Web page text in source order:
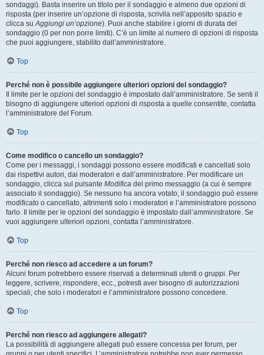
sondaggi). Basta inserire un titolo per il sondaggio e almeno due opzioni di
risposta (per inserire un’opzione di risposta, scrivila nell’apposito spazio e
clicca suAggiungi un’opzione). Puoi anche stabilire i giorni di durata del
sondaggio (0 per non porre limiti). C’è un limite al numero di opzioni di risposta
che puoi aggiungere, stabilito dall’amministratore.
Top
Perché non è possibile aggiungere ulteriori opzioni del sondaggio?
Il limite per le opzioni del sondaggio è impostato dall’amministratore. Se senti il
bisogno di aggiungere ulteriori opzioni di risposta a quelle consentite, contatta
l’amministratore del Forum.
Top
Come modifico o cancello un sondaggio?
Come per i messaggi, i sondaggi possono essere modificati e cancellati solo
dai rispettivi autori, dai moderatori e dall’amministratore. Per modificare un
sondaggio, clicca sul pulsante Modifica del primo messaggio (a cui è sempre
associato il sondaggio). Se nessuno ha ancora votato, il sondaggio può essere
modificato o cancellato, altrimenti solo i moderatori e l’amministratore possono
farlo. Il limite per le opzioni del sondaggio è impostato dall’amministratore. Se
vuoi aggiungere ulteriori opzioni, contatta l’amministratore.
Top
Perché non riesco ad accedere a un forum?
Alcuni forum potrebbero essere riservati a determinati utenti o gruppi. Per
leggere, scrivere, rispondere, ecc., potresti aver bisogno di autorizzazioni
speciali, che solo i moderatori e l’amministratore possono concedere.
Top
Perché non riesco ad aggiungere allegati?
La possibilità di aggiungere allegati può essere concessa per forum, per